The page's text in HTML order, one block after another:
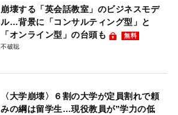
崩壊する「英会話教室」のビジネスモデ
ル…背景に「コンサルティング型」と
「オンライン型」の台頭も
無料
不破聡
〈大学崩壊〉６割の大学が定員割れで頼
みの綱は留学生…現役教員が”学力の低